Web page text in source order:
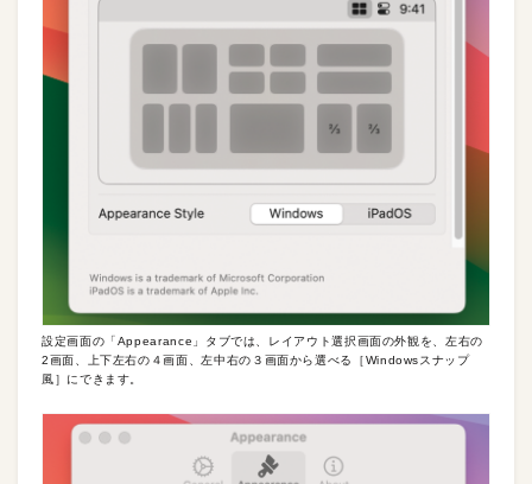
設定画面の「Appearance」タブでは、レイアウト選択画面の外観を、左右の
2画面、上下左右の４画面、左中右の３画面から選べる［Windowsスナップ
風］にできます。